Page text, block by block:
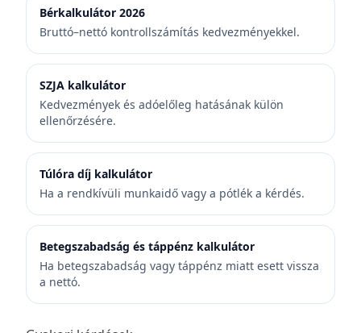
Bérkalkulátor 2026
Bruttó–nettó kontrollszámítás kedvezményekkel.
SZJA kalkulátor
Kedvezmények és adóelőleg hatásának külön
ellenőrzésére.
Túlóra díj kalkulátor
Ha a rendkívüli munkaidő vagy a pótlék a kérdés.
Betegszabadság és táppénz kalkulátor
Ha betegszabadság vagy táppénz miatt esett vissza
a nettó.